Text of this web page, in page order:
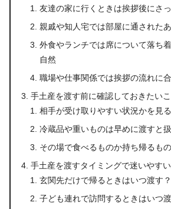
友達の家に行くときは挨拶後にさ
親戚や知人宅では部屋に通された
外食やランチでは席について落ち
自然
職場や仕事関係では挨拶の流れに
手土産を渡す前に確認しておきたいこ
相手が受け取りやすい状況かを見る
冷蔵品や重いものは早めに渡すと
その場で食べるものか持ち帰るも
手土産を渡すタイミングで迷いやす
玄関先だけで帰るときはいつ渡す？
子ども連れで訪問するときはいつ